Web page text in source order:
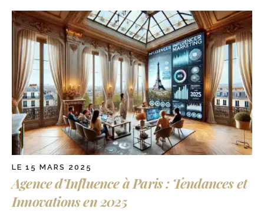
LE 15 MARS 2025
Agence d’Influence à Paris : Tendances et
Innovations en 2025